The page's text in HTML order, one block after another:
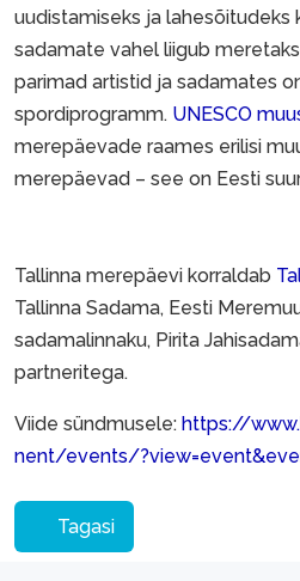
uudistamiseks ja lahesõitudeks
sadamate vahel liigub
parimad artistid ja sadamates
spordiprogramm. UNESCO
merepäevade raames erilisi
merepäevad – see on Eesti
Tallinna merepäevi korraldab
Tallinna Sadama, Eesti
sadamalinnaku, Pirita
partneritega.
Viide sündmusele: https://
nent/events/
Tagasi